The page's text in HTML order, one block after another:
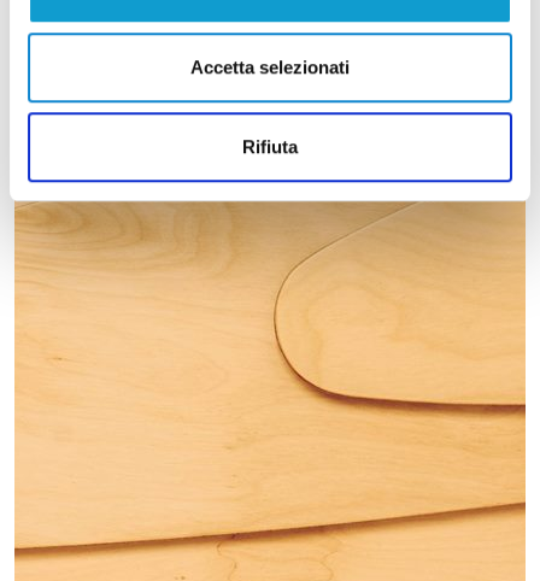
Accetta selezionati
Rifiuta